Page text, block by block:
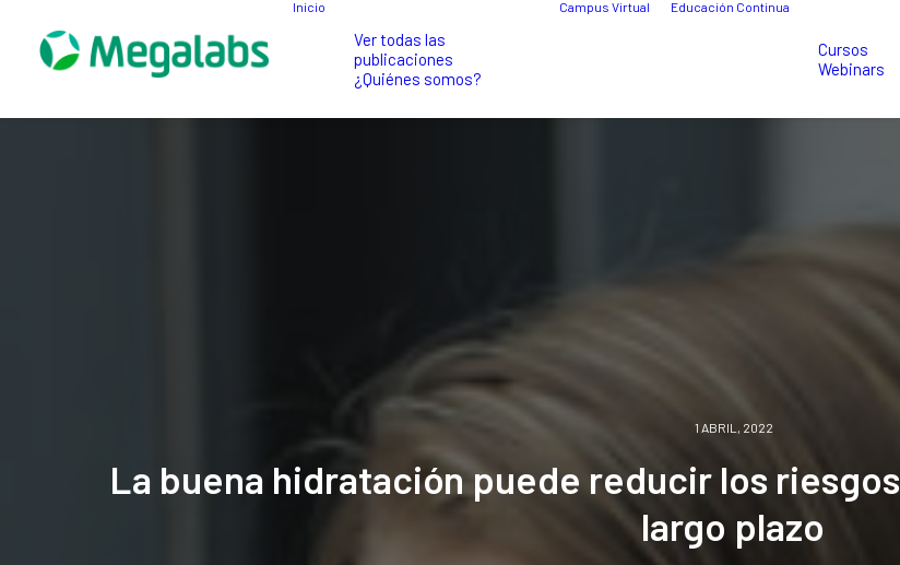
Inicio
Ver todas las
publicaciones
¿Quiénes somos?
Campus Virtual Educación Continua
Cursos
Webinars
1 ABRIL, 2022
La buena hidratación puede reducir los riesgos
largo plazo